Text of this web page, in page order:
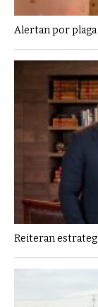
Alertan por plaga
Reiteran